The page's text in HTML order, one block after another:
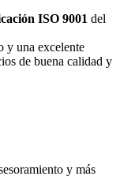
ISO 9001 del
y una excelente
de buena calidad y
y más